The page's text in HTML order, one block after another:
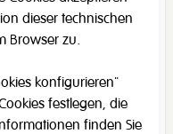
dieser technischen
Browser zu.
konfigurieren"
festlegen, die
finden Sie